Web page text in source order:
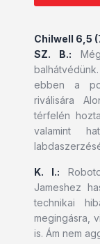
Chilwell 6,5
SZ. B.:
ebben a
riválisára
térfelén
valamint
K. I.:
Jameshez
technikai
megingásra,
is. Ám nem